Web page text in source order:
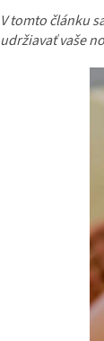
V tomto článku
udržiavať vaše